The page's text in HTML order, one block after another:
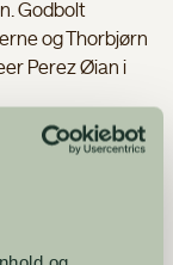
og
Godbolt
og Thorbjørn
Perez Øian i
noen skisser
med seg Alf